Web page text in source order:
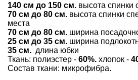
140 см до 150 см. высота спинки
70 см до 80 см. высота спинки
места
70 см до 80 см. ширина
25 см до 35 см. ширина
35 см. длина юбки
Ткань: полиэстер - 60%. хлопок -
Состав ткани: микрофибра.